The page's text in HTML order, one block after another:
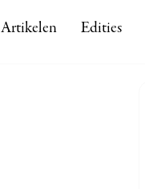
Artikelen Edities